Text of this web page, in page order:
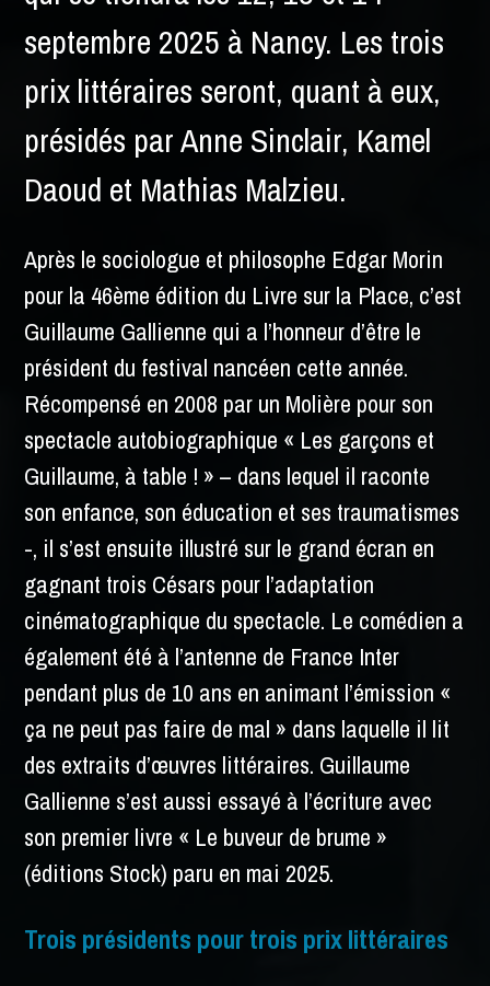
septembre 2025 à Nancy. Les trois
prix littéraires seront, quant à eux,
présidés par Anne Sinclair, Kamel
Daoud et Mathias Malzieu.
Après le sociologue et philosophe Edgar Morin
pour la 46ème édition du Livre sur la Place, c’est
Guillaume Gallienne qui a l’honneur d’être le
président du festival nancéen cette année.
Récompensé en 2008 par un Molière pour son
spectacle autobiographique « Les garçons et
Guillaume, à table ! » – dans lequel il raconte
son enfance, son éducation et ses traumatismes
-, il s’est ensuite illustré sur le grand écran en
gagnant trois Césars pour l’adaptation
cinématographique du spectacle. Le comédien a
également été à l’antenne de France Inter
pendant plus de 10 ans en animant l’émission «
ça ne peut pas faire de mal » dans laquelle il lit
des extraits d’œuvres littéraires. Guillaume
Gallienne s’est aussi essayé à l’écriture avec
son premier livre « Le buveur de brume »
(éditions Stock) paru en mai 2025.
Trois présidents pour trois prix littéraires